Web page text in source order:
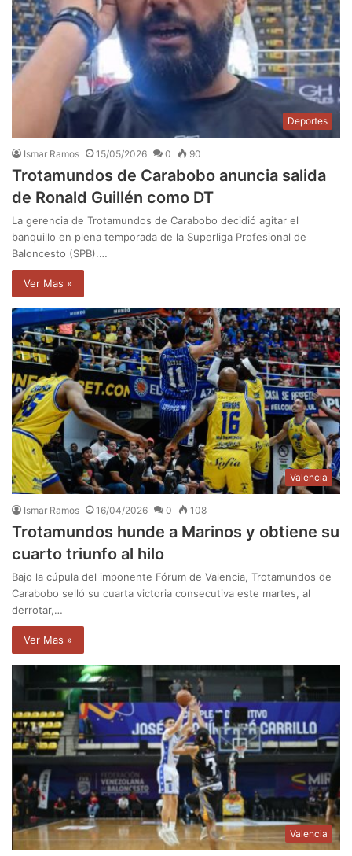
Deportes
Ismar Ramos 15/05/2026 0 90
Trotamundos de Carabobo anuncia salida
de Ronald Guillén como DT
La gerencia de Trotamundos de Carabobo decidió agitar el
banquillo en plena temporada de la Superliga Profesional de
Baloncesto (SPB).…
Ver Mas »
Valencia
Ismar Ramos 16/04/2026 0 108
Trotamundos hunde a Marinos y obtiene su
cuarto triunfo al hilo
Bajo la cúpula del imponente Fórum de Valencia, Trotamundos de
Carabobo selló su cuarta victoria consecutiva este martes, al
derrotar,…
Ver Mas »
Valencia